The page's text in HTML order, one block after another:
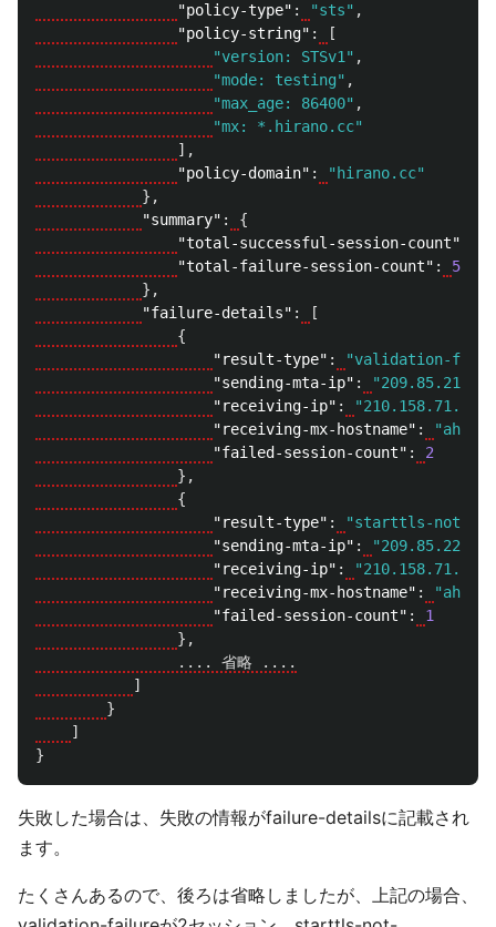
"policy-type" : "sts" ,
"policy-string" :
[
"version: STSv1" ,
"mode: testing" ,
"max_age: 86400" ,
"mx: *.hirano.cc"
],
"policy-domain" :
"hirano.cc"
},
"summary" :
{
"total-successful-session-count"
"total-failure-session-count" :
55
},
"failure-details" :
[
{
"result-type" :
"validation-
"sending-mta-ip" :
"receiving-ip" : "210.158.71.76"
"receiving-mx-hostname" :
"failed-session-count" :
2
},
{
"result-type" :
"starttls-not-
"sending-mta-ip" :
"receiving-ip" : "210.158.71.76"
"receiving-mx-hostname" :
"failed-session-count" :
1
},
.... 省略 ....
]
}
]
}
失敗した場合は、失敗の情報がfailure-detailsに記載され
ます。
たくさんあるので、後ろは省略しましたが、上記の場合、